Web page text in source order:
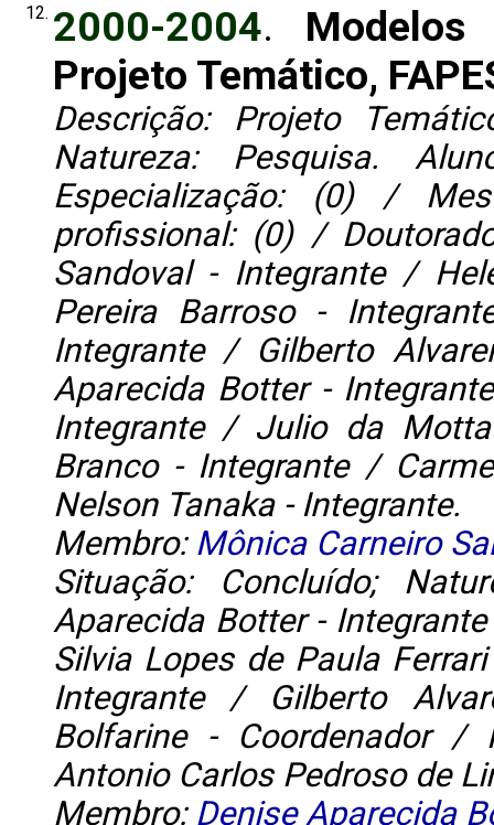
12. 2000-2004.
Projeto Temático,
Descrição: Projeto
Natureza: Pesquisa.
Especialização: (0) /
profissional: (0) /
Sandoval - Integrante /
Pereira Barroso -
Integrante / Gilberto
Aparecida Botter -
Integrante / Julio da
Branco - Integrante /
Nelson Tanaka - Integrante.
Membro: Mônica Carneiro
Situação: Concluído;
Aparecida Botter -
Silvia Lopes de Paula
Integrante / Gilberto
Bolfarine - Coordenador /
Antonio Carlos Pedroso de
Membro: Denise Aparecida